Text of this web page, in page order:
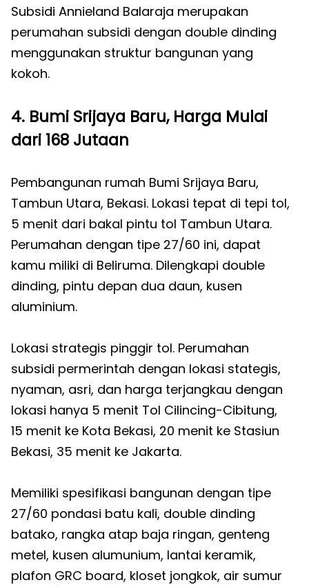
Subsidi Annieland Balaraja merupakan
perumahan subsidi dengan double dinding
menggunakan struktur bangunan yang
kokoh.
4. Bumi Srijaya Baru, Harga Mulai
dari 168 Jutaan
Pembangunan rumah Bumi Srijaya Baru,
Tambun Utara, Bekasi. Lokasi tepat di tepi tol,
5 menit dari bakal pintu tol Tambun Utara.
Perumahan dengan tipe 27/60 ini, dapat
kamu miliki di Beliruma. Dilengkapi double
dinding, pintu depan dua daun, kusen
aluminium.
Lokasi strategis pinggir tol. Perumahan
subsidi permerintah dengan lokasi stategis,
nyaman, asri, dan harga terjangkau dengan
lokasi hanya 5 menit Tol Cilincing-Cibitung,
15 menit ke Kota Bekasi, 20 menit ke Stasiun
Bekasi, 35 menit ke Jakarta.
Memiliki spesifikasi bangunan dengan tipe
27/60 pondasi batu kali, double dinding
batako, rangka atap baja ringan, genteng
metel, kusen alumunium, lantai keramik,
plafon GRC board, kloset jongkok, air sumur